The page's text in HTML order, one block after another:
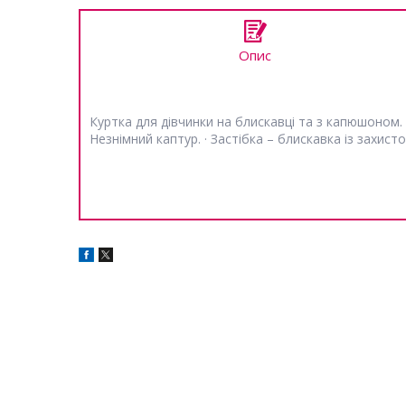
Опис
Куртка для дівчинки на блискавці та з капюшоном.
Незнімний каптур. · Застібка – блискавка із